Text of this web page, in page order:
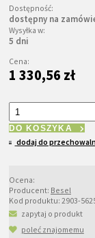
Dostępność:
dostępny na
Wysyłka w:
5 dni
Cena:
1 330,56 zł
DO KOSZYKA
dodaj do
Ocena:
Producent: Besel
Kod produktu: 2903-
zapytaj o produkt
poleć znajomemu